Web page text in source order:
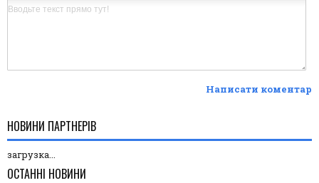
Написати коментар
НОВИНИ ПАРТНЕРІВ
загрузка...
ОСТАННІ НОВИНИ